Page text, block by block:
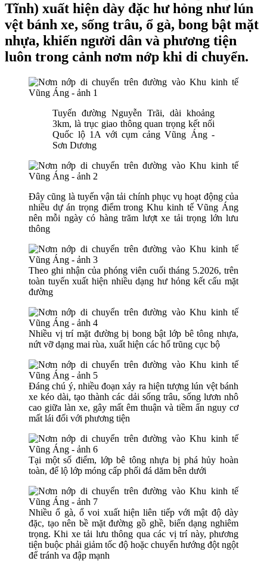
Tĩnh) xuất hiện dày đặc hư hỏng như lún
vệt bánh xe, sống trâu, ổ gà, bong bật mặt
nhựa, khiến người dân và phương tiện
luôn trong cảnh nơm nớp khi di chuyển.
Tuyến đường Nguyễn Trãi, dài khoảng
3km, là trục giao thông quan trọng kết nối
Quốc lộ 1A với cụm cảng Vũng Áng -
Sơn Dương
Đây cũng là tuyến vận tải chính phục vụ hoạt động của
nhiều dự án trọng điểm trong Khu kinh tế Vũng Áng
nên mỗi ngày có hàng trăm lượt xe tải trọng lớn lưu
thông
Theo ghi nhận của phóng viên cuối tháng 5.2026, trên
toàn tuyến xuất hiện nhiều dạng hư hỏng kết cấu mặt
đường
Nhiều vị trí mặt đường bị bong bật lớp bê tông nhựa,
nứt vỡ dạng mai rùa, xuất hiện các hố trũng cục bộ
Đáng chú ý, nhiều đoạn xảy ra hiện tượng lún vệt bánh
xe kéo dài, tạo thành các dải sống trâu, sống lươn nhô
cao giữa làn xe, gây mất êm thuận và tiềm ẩn nguy cơ
mất lái đối với phương tiện
Tại một số điểm, lớp bê tông nhựa bị phá hủy hoàn
toàn, để lộ lớp móng cấp phối đá dăm bên dưới
Nhiều ổ gà, ổ voi xuất hiện liên tiếp với mật độ dày
đặc, tạo nên bề mặt đường gồ ghề, biến dạng nghiêm
trọng. Khi xe tải lưu thông qua các vị trí này, phương
tiện buộc phải giảm tốc độ hoặc chuyển hướng đột ngột
để tránh va đập mạnh